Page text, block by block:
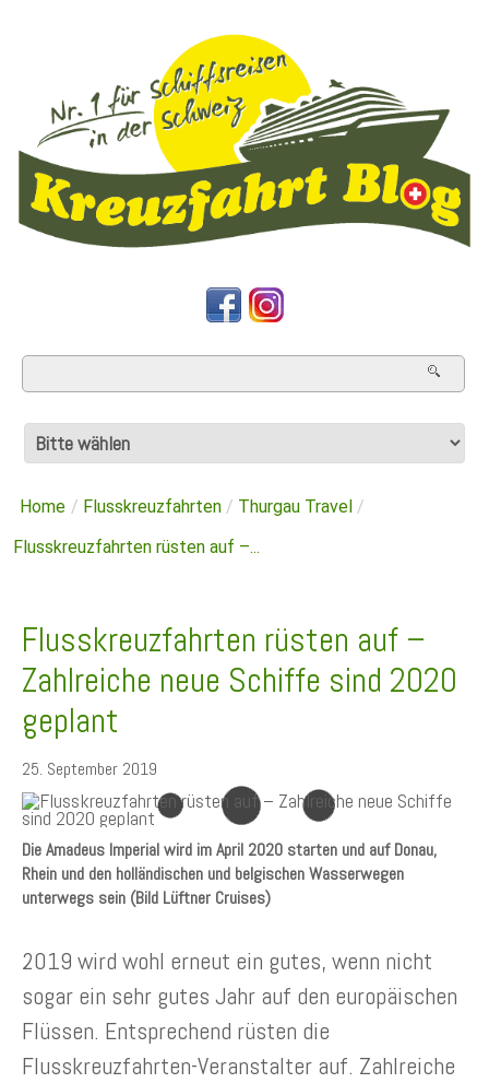
Home / Flusskreuzfahrten / Thurgau Travel /
Flusskreuzfahrten rüsten auf –...
Flusskreuzfahrten rüsten auf –
Zahlreiche neue Schiffe sind 2020
geplant
25. September 2019
Die Amadeus Imperial wird im April 2020 starten und auf Donau,
Rhein und den holländischen und belgischen Wasserwegen
unterwegs sein (Bild Lüftner Cruises)
2019 wird wohl erneut ein gutes, wenn nicht
sogar ein sehr gutes Jahr auf den europäischen
Flüssen. Entsprechend rüsten die
Flusskreuzfahrten-Veranstalter auf. Zahlreiche